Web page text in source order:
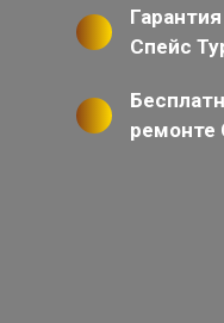
Спейс
ремонте